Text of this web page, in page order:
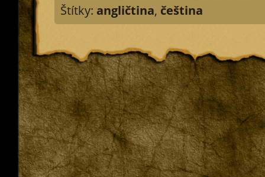
Štítky: angličtina, čeština